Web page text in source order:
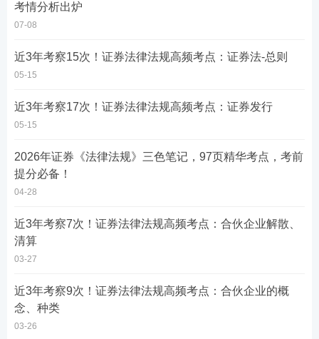
考情分析出炉
07-08
近3年考察15次！证券法律法规高频考点：证券法-总则
05-15
近3年考察17次！证券法律法规高频考点：证券发行
05-15
2026年证券《法律法规》三色笔记，97页精华考点，考前
提分必备！
04-28
近3年考察7次！证券法律法规高频考点：合伙企业解散、
清算
03-27
近3年考察9次！证券法律法规高频考点：合伙企业的概
念、种类
03-26